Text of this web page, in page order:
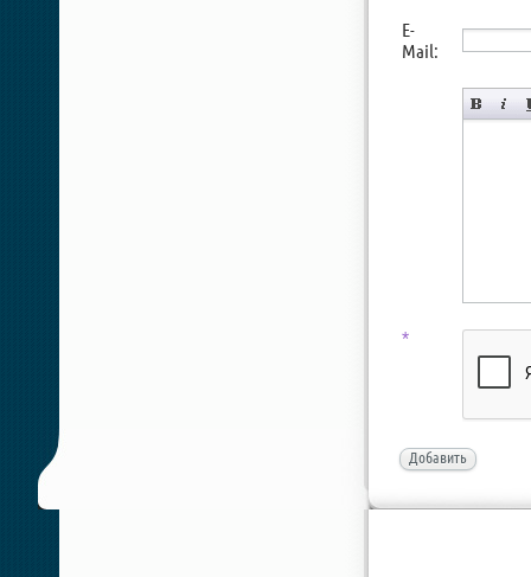
E-
Mail:
*
Добавить